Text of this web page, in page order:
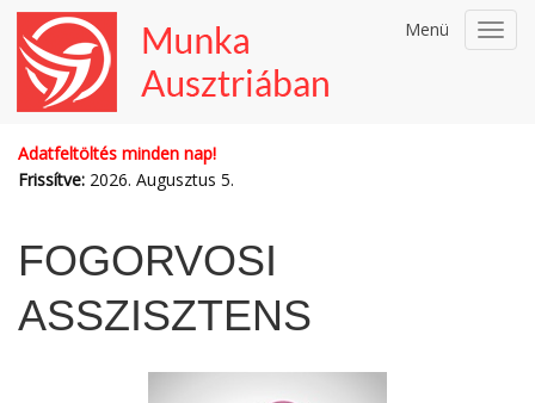
Menü
Adatfeltöltés minden nap!
Frissítve: 2026. Augusztus 5.
FOGORVOSI
ASSZISZTENS